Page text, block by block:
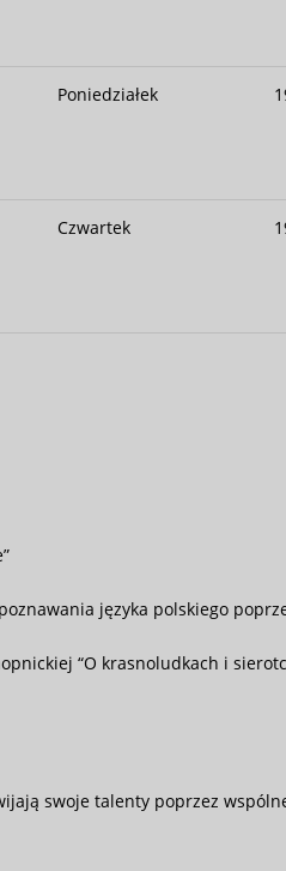
Poniedziałek
Czwartek
języka polskiego
“O krasnoludkach i
swoje talenty poprzez